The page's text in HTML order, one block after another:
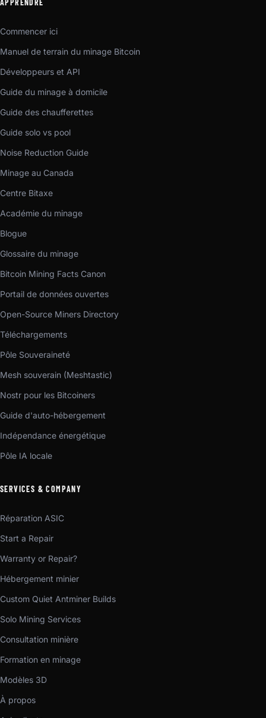
APPRENDRE
Commencer ici
Manuel de terrain du minage Bitcoin
Développeurs et API
Guide du minage à domicile
Guide des chaufferettes
Guide solo vs pool
Noise Reduction Guide
Minage au Canada
Centre Bitaxe
Académie du minage
Blogue
Glossaire du minage
Bitcoin Mining Facts Canon
Portail de données ouvertes
Open-Source Miners Directory
Téléchargements
Pôle Souveraineté
Mesh souverain (Meshtastic)
Nostr pour les Bitcoiners
Guide d'auto-hébergement
Indépendance énergétique
Pôle IA locale
SERVICES & COMPANY
Réparation ASIC
Start a Repair
Warranty or Repair?
Hébergement minier
Custom Quiet Antminer Builds
Solo Mining Services
Consultation minière
Formation en minage
Modèles 3D
À propos